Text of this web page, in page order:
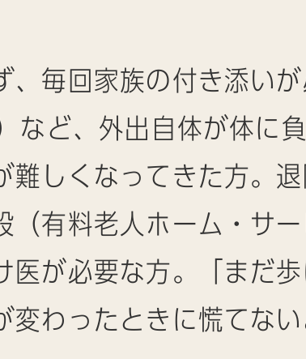
、毎回家族の付き添い
など、外出自体が体に
難しくなってきた方。
（有料老人ホーム・サ
医が必要な方。「まだ
変わったときに慌てな